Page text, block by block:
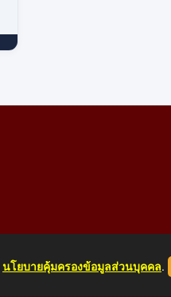
นโยบายคุ้มครองข้อมูลส่วนบุคคล.